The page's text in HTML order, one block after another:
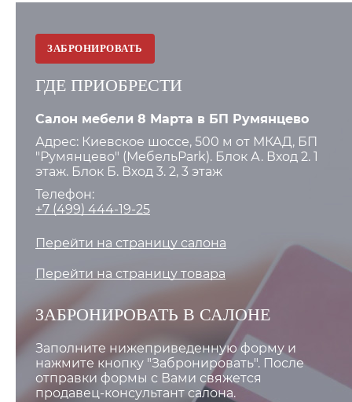
ЗАБРОНИРОВАТЬ
ГДЕ ПРИОБРЕСТИ
Салон мебели 8 Марта в БП Румянцево
Адрес: Киевское шоссе, 500 м от МКАД, БП
"Румянцево" (МебельPark). Блок А. Вход 2. 1
этаж. Блок Б. Вход 3. 2, 3 этаж
Телефон:
+7 (499) 444-19-25
Перейти на страницу салона
Перейти на страницу товара
ЗАБРОНИРОВАТЬ В САЛОНЕ
Заполните нижеприведенную форму и
нажмите кнопку "Забронировать". После
отправки формы с Вами свяжется
продавец-консультант салона.